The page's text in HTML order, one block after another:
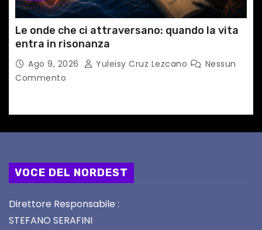
Le onde che ci attraversano: quando la vita
entra in risonanza
Ago 9, 2026 Yuleisy Cruz Lezcano
Nessun
Commento
VOCE DEL NORDEST
Direttore Responsabile :
STEFANO SERAFINI